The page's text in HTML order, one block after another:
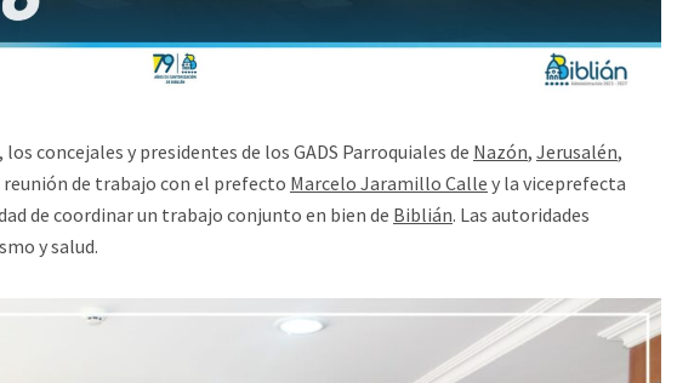
, los concejales y presidentes de los GADS Parroquiales de Nazón, Jerusalén,
de trabajo con el prefecto Marcelo Jaramillo Calle y la viceprefecta
de coordinar un trabajo conjunto en bien de Biblián. Las autoridades
y salud.